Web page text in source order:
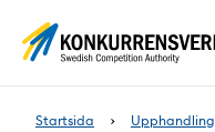
Startsida Upphandling